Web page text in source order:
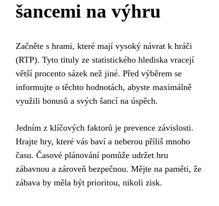
šancemi na výhru
Začněte s hrami, které mají vysoký návrat k hráči
(RTP). Tyto tituly ze statistického hlediska vracejí
větší procento sázek než jiné. Před výběrem se
informujte o těchto hodnotách, abyste maximálně
využili bonusů a svých šancí na úspěch.
Jedním z klíčových faktorů je prevence závislosti.
Hrajte hry, které vás baví a neberou příliš mnoho
času. Časové plánování pomůže udržet hru
zábavnou a zároveň bezpečnou. Mějte na paměti, že
zábava by měla být prioritou, nikoli zisk.